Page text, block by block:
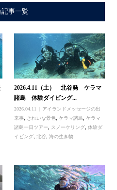
記事一覧
2026.4.11（土） 北谷発 ケラマ
諸島 体験ダイビング...
2026.04.11
アイランドメッセージの出
来事
きれいな景色 ,ケラマ諸島 ,ケラマ
諸島一日ツアー
スノーケリング ,体験ダ
イビング ,北谷 ,海の生き物